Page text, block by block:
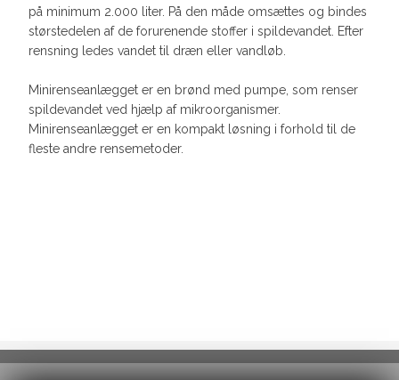
på minimum 2.000 liter. På den måde omsættes og bindes
størstedelen af de forurenende stoffer i spildevandet. Efter
rensning ledes vandet til dræn eller vandløb.​
​​Minirenseanlægget er en brønd med pumpe, som renser
spildevandet ved hjælp af mikroorganismer.
Minirenseanlægget er en kompakt løsning i forhold til de
fleste andre rensemetoder.